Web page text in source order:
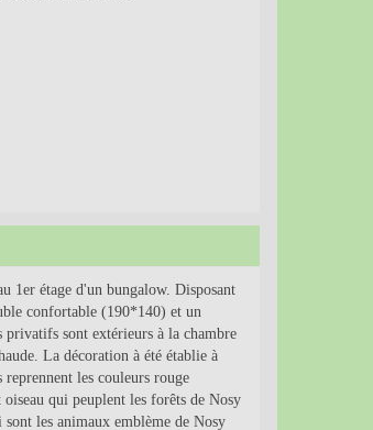
1er étage d'un bungalow. Disposant
confortable (190*140) et un
privatifs sont extérieurs à la chambre
La décoration à été établie à
les couleurs rouge
qui peuplent les forêts de Nosy
les animaux emblème de Nosy